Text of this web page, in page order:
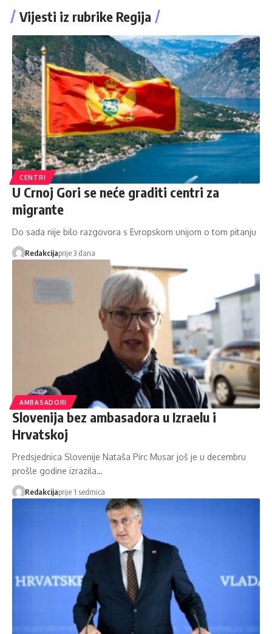
Vijesti iz rubrike Regija
CENTRI
U Crnoj Gori se neće graditi centri za
migrante
Do sada nije bilo razgovora s Evropskom unijom o tom pitanju
Redakcijaprije 3 dana
AMBASADORI
Slovenija bez ambasadora u Izraelu i
Hrvatskoj
Predsjednica Slovenije Nataša Pirc Musar još je u decembru
prošle godine izrazila…
Redakcijaprije 1 sedmica